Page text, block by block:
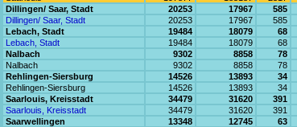
Dillingen/ Saar, Stadt
20253 17967 585
Dillingen/ Saar, Stadt
20253 17967 585
Lebach, Stadt
19484 18079 68
Lebach, Stadt
19484 18079 68
Nalbach
9302 8858 78
Nalbach
9302 8858 78
Rehlingen-Siersburg
14526 13893 34
Rehlingen-Siersburg
14526 13893 34
Saarlouis, Kreisstadt
34479 31620 391
Saarlouis, Kreisstadt
34479 31620 391
Saarwellingen
13348 12745 63